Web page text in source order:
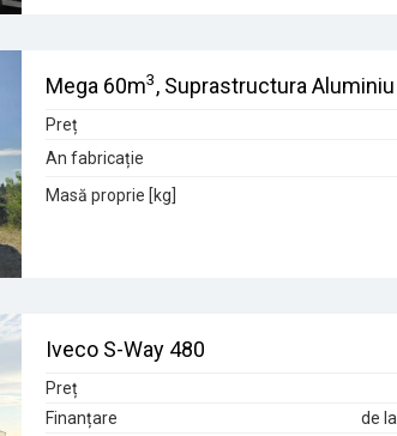
Mega 60m3, Suprastructura Aluminiu
Preț
An fabricație
Masă proprie [kg]
Iveco S-Way 480
Preț
Finanțare
de la